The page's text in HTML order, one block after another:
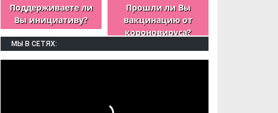
Поддерживаете ли
Вы инициативу?
Прошли ли Вы
вакцинацию от
короновируса?
МЫ В СЕТЯХ: